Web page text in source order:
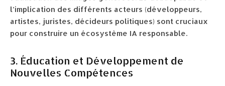
l’implication des différents acteurs (développeurs,
artistes, juristes, décideurs politiques) sont cruciaux
pour construire un écosystème IA responsable.
3. Éducation et Développement de
Nouvelles Compétences